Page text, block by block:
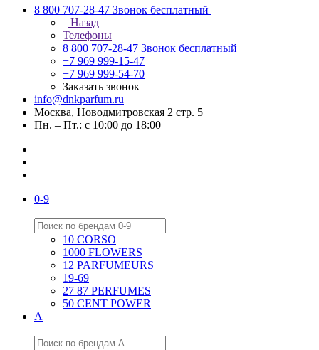
8 800 707-28-47 Звонок бесплатный
Назад
Телефоны
8 800 707-28-47 Звонок бесплатный
+7 969 999-15-47
+7 969 999-54-70
Заказать звонок
info@dnkparfum.ru
Москва, Новодмитровская 2 стр. 5
Пн. – Пт.: с 10:00 до 18:00
0-9
10 CORSO
1000 FLOWERS
12 PARFUMEURS
19-69
27 87 PERFUMES
50 CENT POWER
A